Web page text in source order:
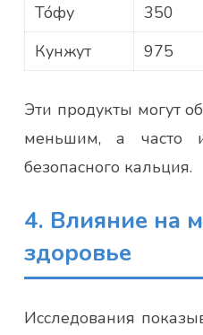
То́фу
350
Кунжут
975
Эти продукты могут
меньшим, а часто
безопасного кальция.
4. Влияние на
здоровье
Исследования